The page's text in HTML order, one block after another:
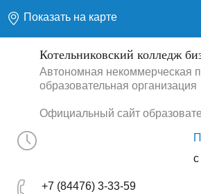
Показать на карте
Котельниковский колледж
Автономная некоммерческая
образовательная организация
Официальный сайт
+7 (84476) 3-33-59